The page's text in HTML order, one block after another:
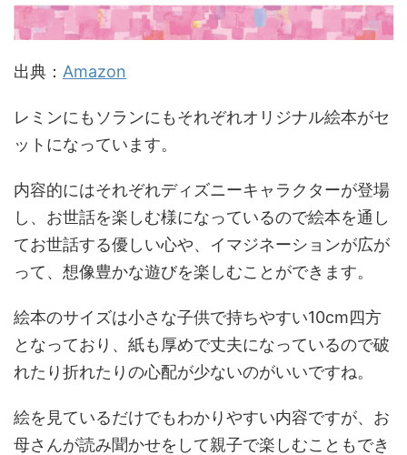
出典： Amazon
レミンにもソランにもそれぞれオリジナル絵本がセ
ットになっています。
内容的にはそれぞれディズニーキャラクターが登場
し、お世話を楽しむ様になっているので絵本を通し
てお世話する優しい心や、イマジネーションが広が
って、想像豊かな遊びを楽しむことができます。
絵本のサイズは小さな子供で持ちやすい10cm四方
となっており、紙も厚めで丈夫になっているので破
れたり折れたりの心配が少ないのがいいですね。
絵を見ているだけでもわかりやすい内容ですが、お
母さんが読み聞かせをして親子で楽しむこともでき